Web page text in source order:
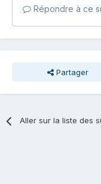
Répondre à ce
Partager
Aller sur la liste des